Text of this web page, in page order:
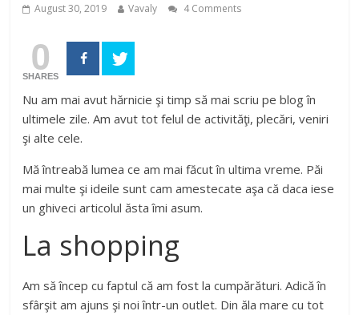
August 30, 2019 Vavaly 4 Comments
0
SHARES
Nu am mai avut hărnicie şi timp să mai scriu pe blog în
ultimele zile. Am avut tot felul de activităţi, plecări, veniri
şi alte cele.
Mă întreabă lumea ce am mai făcut în ultima vreme. Păi
mai multe şi ideile sunt cam amestecate aşa că daca iese
un ghiveci articolul ăsta îmi asum.
La shopping
Am să încep cu faptul că am fost la cumpărături. Adică în
sfârşit am ajuns şi noi într-un outlet. Din ăla mare cu tot